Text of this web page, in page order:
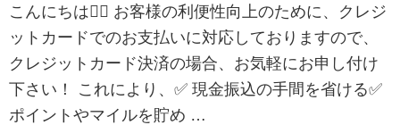
こんにちは💁‍♀️ お客様の利便性向上のために、クレジ
ットカードでのお支払いに対応しておりますので、
クレジットカード決済の場合、お気軽にお申し付け
下さい！ これにより、✅ 現金振込の手間を省ける✅
ポイントやマイルを貯め …